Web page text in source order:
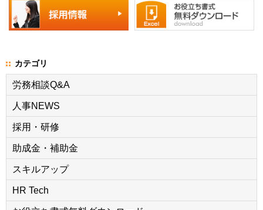
カテゴリ
労務相談Q&A
人事NEWS
採用・研修
助成金・補助金
スキルアップ
HR Tech